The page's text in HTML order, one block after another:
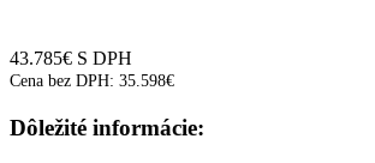
43.785€ S DPH
Cena bez DPH: 35.598€
Dôležité informácie: